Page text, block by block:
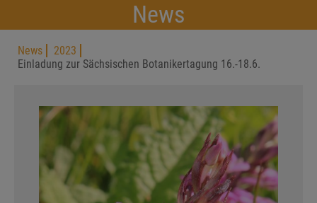
News
News
2023
Einladung zur Sächsischen Botanikertagung 16.-18.6.